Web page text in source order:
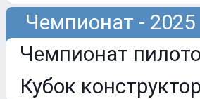
Чемпионат - 2025
Чемпионат
Кубок